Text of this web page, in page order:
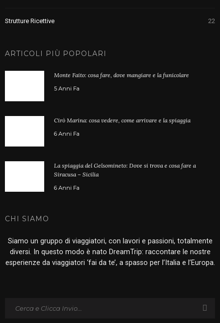
Strutture Ricettive 22
ARTICOLI PIÙ POPOLARI
Monte Faito: cosa fare, dove mangiare e la funicolare
5 Anni Fa
Cirò Marina: cosa vedere, come arrivare e la spiaggia
6 Anni Fa
La spiaggia del Gelsomineto: Dove si trova e cosa fare a
Siracusa – Sicilia
6 Anni Fa
CHI SIAMO
Siamo un gruppo di viaggiatori, con lavori e passioni, totalmente
diversi. In questo modo è nato DreamTrip: raccontare le nostre
esperienze da viaggiatori ‘fai da te’, a spasso per l’Italia e l’Europa.